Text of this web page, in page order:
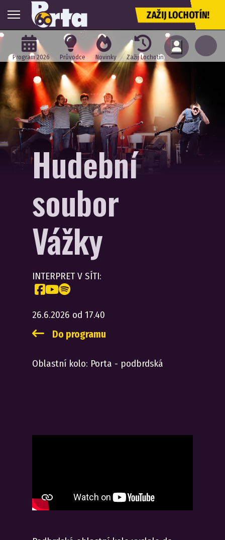
ZAŽIJ LOCHOTÍN!
Program 2026 Průvodce Novinky Zažij Lochotín
Hudební
soubor
Vážky
INTERPRET V SÍTI:
26.6.2026 od 17.40
Do programu
Oblastní kolo: Porta - podbrdská